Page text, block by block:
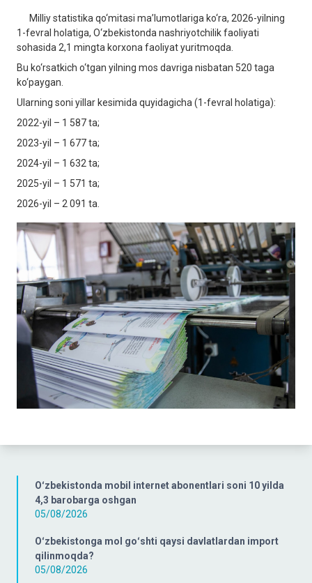
Oʻzbekistonda mobil internet abonentlari soni 10 yilda
4,3 barobarga oshgan
05/08/2026
Oʻzbekistonga mol goʻshti qaysi davlatlardan import
qilinmoqda?
05/08/2026
Milliy statistika qo‘mitasi ma’lumotlariga ko‘ra, 2026-yilning
1-fevral holatiga, O‘zbekistonda nashriyotchilik faoliyati
sohasida 2,1 mingta korxona faoliyat yuritmoqda.
Bu ko‘rsatkich o‘tgan yilning mos davriga nisbatan 520 taga
ko‘paygan.
Ularning soni yillar kesimida quyidagicha (1-fevral holatiga):
2022-yil – 1 587 ta;
2023-yil – 1 677 ta;
2024-yil – 1 632 ta;
2025-yil – 1 571 ta;
2026-yil – 2 091 ta.